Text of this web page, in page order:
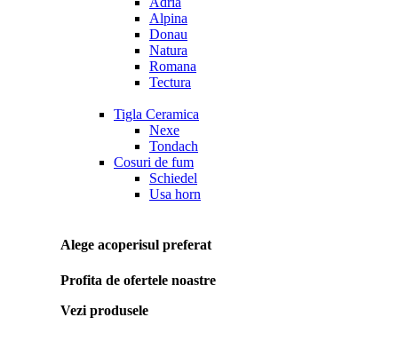
Alpina
Donau
Natura
Romana
Tectura
Tigla Ceramica
Nexe
Tondach
Cosuri de fum
Schiedel
Usa horn
Alege acoperisul preferat
Profita de ofertele noastre
Vezi produsele